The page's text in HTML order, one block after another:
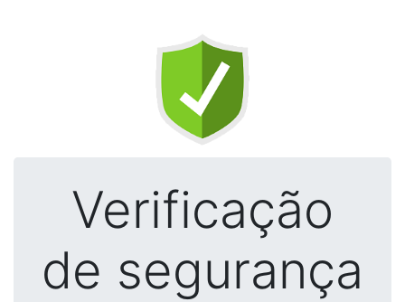
Verificação
de segurança